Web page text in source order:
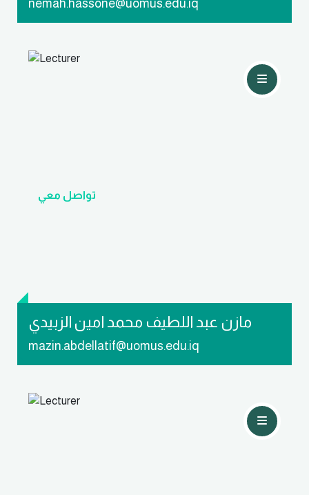
nemah.hassone@uomus.edu.iq
مازن عبد اللطيف محمد امين الزبيدي
mazin.abdellatif@uomus.edu.iq
تواصل معي